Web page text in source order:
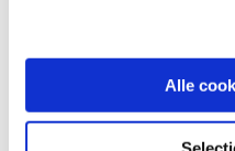
Alle
Maaltijden
vooraf